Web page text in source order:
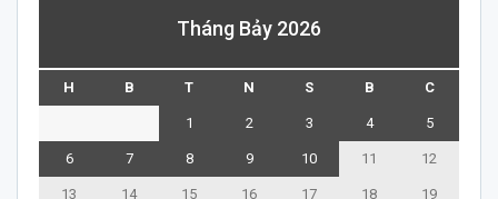
Tháng Bảy 2026
H B T N S B C
1 2 3 4 5
6 7 8 9 10 11 12
13 14 15 16 17 18 19